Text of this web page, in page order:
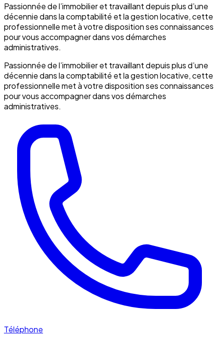
Passionnée de l’immobilier et travaillant depuis plus d’une
décennie dans la comptabilité et la gestion locative, cette
professionnelle met à votre disposition ses connaissances
pour vous accompagner dans vos démarches
administratives.
Passionnée de l’immobilier et travaillant depuis plus d’une
décennie dans la comptabilité et la gestion locative, cette
professionnelle met à votre disposition ses connaissances
pour vous accompagner dans vos démarches
administratives.
Téléphone